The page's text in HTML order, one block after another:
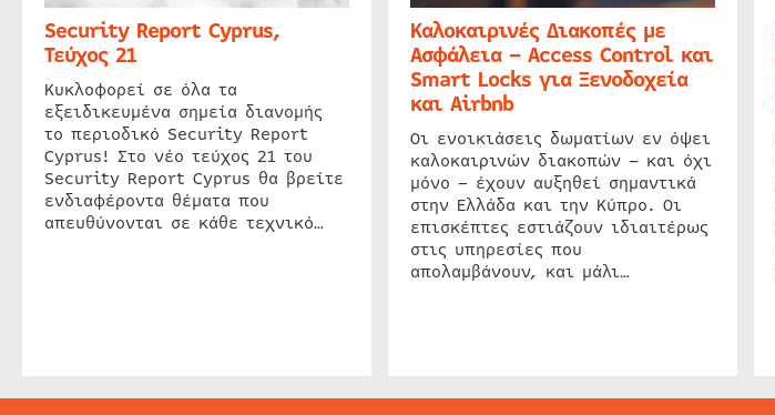
Security Report Cyprus,
Τεύχος 21
Κυκλοφορεί σε όλα τα
εξειδικευμένα σημεία διανομής
το περιοδικό Security Report
Cyprus! Στο νέο τεύχος 21 του
Security Report Cyprus θα βρείτε
ενδιαφέροντα θέματα που
απευθύνονται σε κάθε τεχνικό…
Καλοκαιρινές Διακοπές με
Ασφάλεια – Access Control και
Smart Locks για Ξενοδοχεία
και Airbnb
Οι ενοικιάσεις δωματίων εν όψει
καλοκαιρινών διακοπών – και όχι
μόνο – έχουν αυξηθεί σημαντικά
στην Ελλάδα και την Κύπρο. Οι
επισκέπτες εστιάζουν ιδιαιτέρως
στις υπηρεσίες που
απολαμβάνουν, και μάλι…